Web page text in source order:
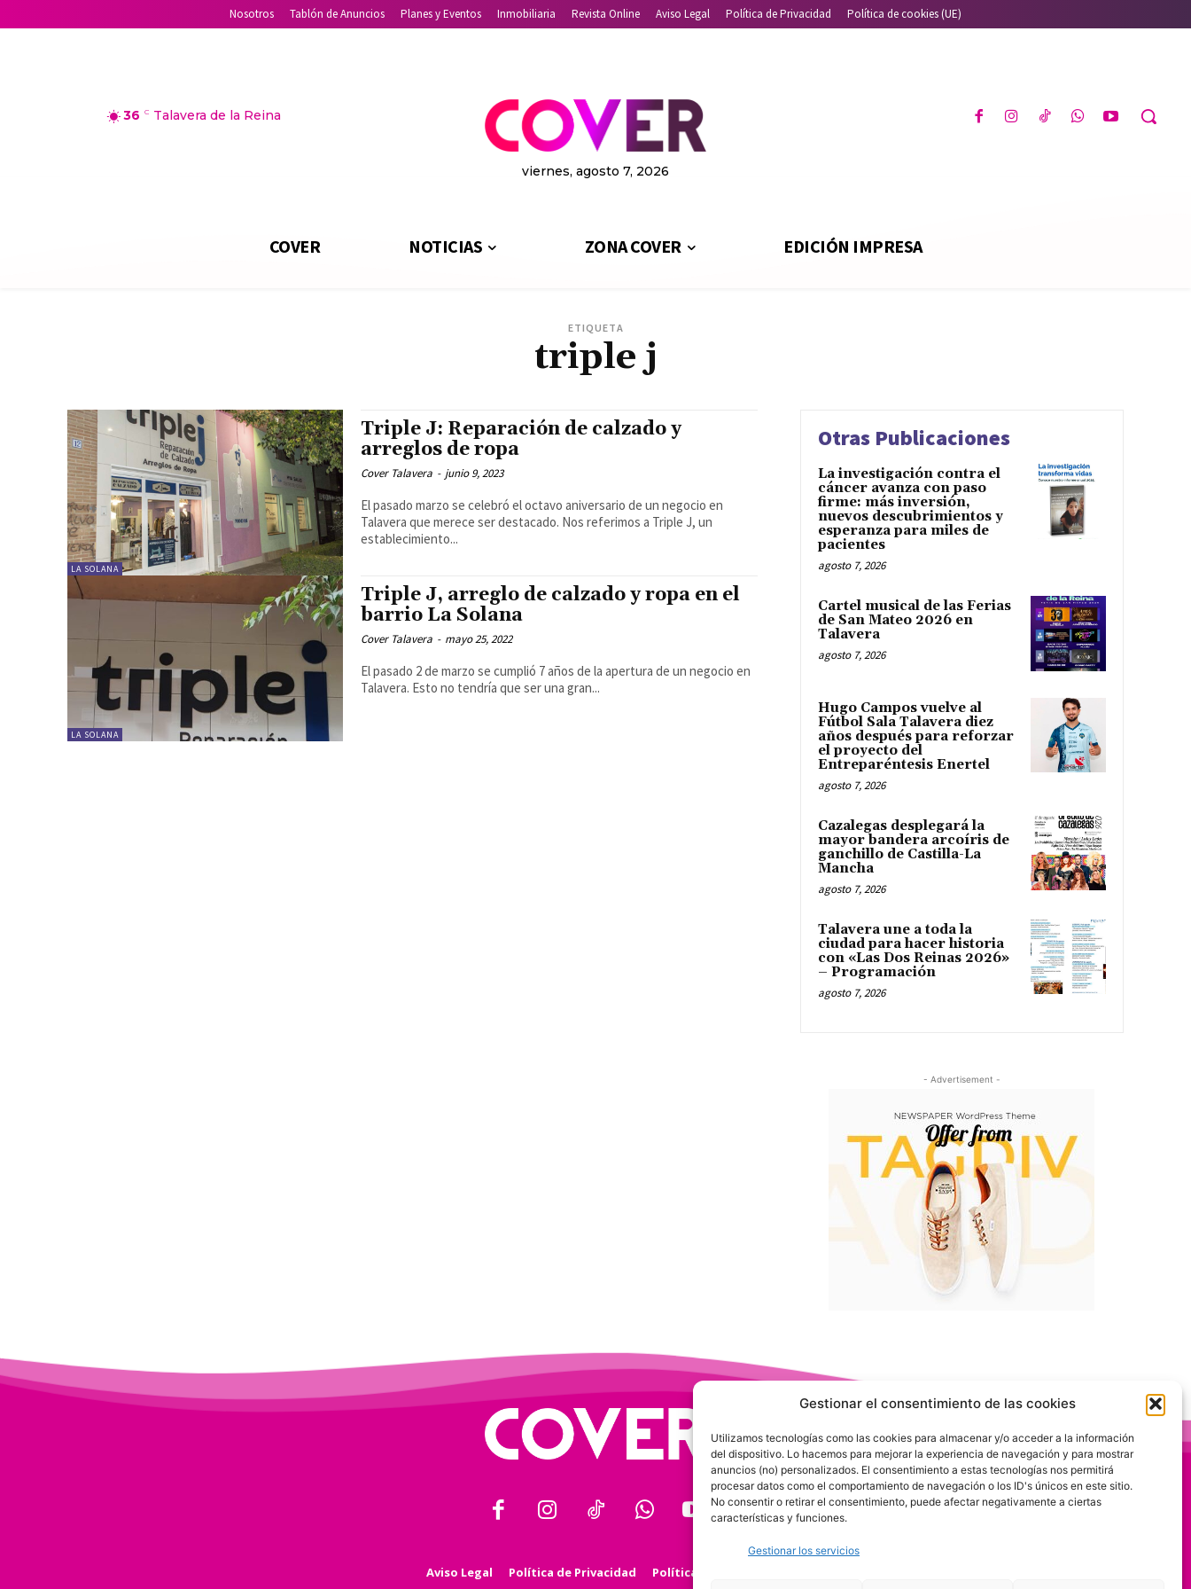
Gestionar el consentimiento de las cookies
Utilizamos tecnologías como las cookies para almacenar y/o acceder a la información
del dispositivo. Lo hacemos para mejorar la experiencia de navegación y para mostrar
anuncios (no) personalizados. El consentimiento a estas tecnologías nos permitirá
procesar datos como el comportamiento de navegación o los ID's únicos en este sitio.
No consentir o retirar el consentimiento, puede afectar negativamente a ciertas
características y funciones.
Gestionar los servicios
Nosotros Tablón de Anuncios Planes y Eventos Inmobiliaria Revista Online Aviso Legal Política de Privacidad Política de cookies (UE)
36 C Talavera de la Reina
viernes, agosto 7, 2026
COVER NOTICIAS ZONA COVER EDICIÓN IMPRESA
ETIQUETA
triple j
LA SOLANA
Triple J: Reparación de calzado y
arreglos de ropa
Cover Talavera - junio 9, 2023
El pasado marzo se celebró el octavo aniversario de un negocio en
Talavera que merece ser destacado. Nos referimos a Triple J, un
establecimiento...
LA SOLANA
Triple J, arreglo de calzado y ropa en el
barrio La Solana
Cover Talavera - mayo 25, 2022
El pasado 2 de marzo se cumplió 7 años de la apertura de un negocio en
Talavera. Esto no tendría que ser una gran...
Otras Publicaciones
La investigación contra el
cáncer avanza con paso
firme: más inversión,
nuevos descubrimientos y
esperanza para miles de
pacientes
agosto 7, 2026
Cartel musical de las Ferias
de San Mateo 2026 en
Talavera
agosto 7, 2026
Hugo Campos vuelve al
Fútbol Sala Talavera diez
años después para reforzar
el proyecto del
Entreparéntesis Enertel
agosto 7, 2026
Cazalegas desplegará la
mayor bandera arcoíris de
ganchillo de Castilla-La
Mancha
agosto 7, 2026
Talavera une a toda la
ciudad para hacer historia
con «Las Dos Reinas 2026»
– Programación
agosto 7, 2026
- Advertisement -
Aviso Legal Política de Privacidad Política de Cookies